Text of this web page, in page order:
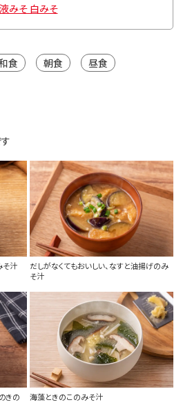
液みそ 白みそ
食 朝食 昼食
そ汁
だしがなくてもおいしい、なすと油揚げのみ
そ汁
きの
海藻ときのこのみそ汁